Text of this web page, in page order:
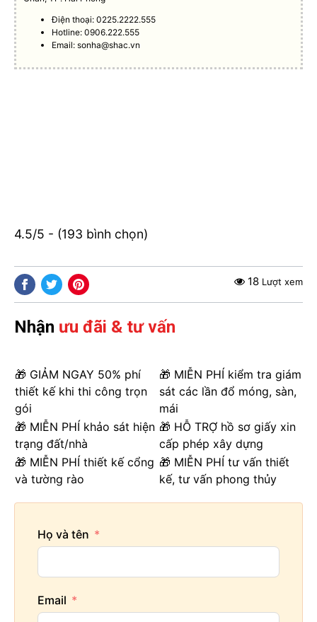
Điện thoại: 0225.2222.555
Hotline: 0906.222.555
Email:sonha@shac.vn
4.5/5 - (193 bình chọn)
18 Lượt xem
Nhận ưu đãi & tư vấn
🎁 GIẢM NGAY 50% phí
thiết kế khi thi công trọn
gói
🎁 MIỄN PHÍ kiểm tra giám
sát các lần đổ móng, sàn,
mái
🎁 MIỄN PHÍ khảo sát hiện
trạng đất/nhà
🎁 HỖ TRỢ hồ sơ giấy xin
cấp phép xây dựng
🎁 MIỄN PHÍ thiết kế cổng
và tường rào
🎁 MIỄN PHÍ tư vấn thiết
kế, tư vấn phong thủy
Họ và tên
Email